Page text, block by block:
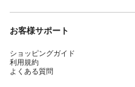
お客様サポート
ショッピングガイド
利用規約
よくある質問